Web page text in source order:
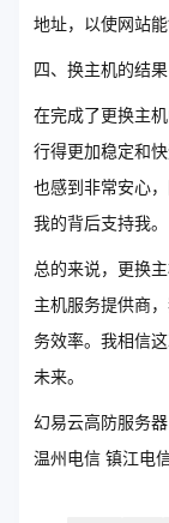
地址，以使网站
四、换主机的结果
在完成了更换主
行得更加稳定和
也感到非常安心
我的背后支持我。
总的来说，更换
主机服务提供商
务效率。我相信
未来。
幻易云高防服务
温州电信 镇江电